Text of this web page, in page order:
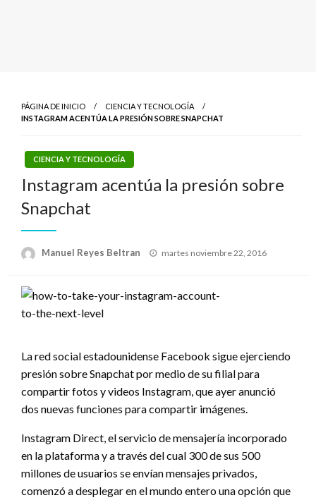
PÁGINA DE INICIO
CIENCIA Y TECNOLOGÍA
INSTAGRAM ACENTÚA LA PRESIÓN SOBRE SNAPCHAT
CIENCIA Y TECNOLOGÍA
Instagram acentúa la presión sobre
Snapchat
Manuel Reyes Beltran
Publicado
martes noviembre 22, 2016
La red social estadounidense Facebook sigue ejerciendo
presión sobre Snapchat por medio de su filial para
compartir fotos y videos Instagram, que ayer anunció
dos nuevas funciones para compartir imágenes.
Instagram Direct, el servicio de mensajería incorporado
en la plataforma y a través del cual 300 de sus 500
millones de usuarios se envían mensajes privados,
comenzó a desplegar en el mundo entero una opción que